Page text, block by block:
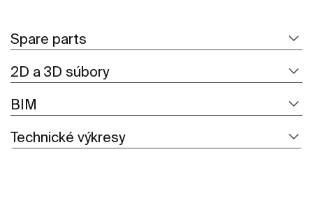
Spare parts
2D a 3D súbory
BIM
Technické výkresy